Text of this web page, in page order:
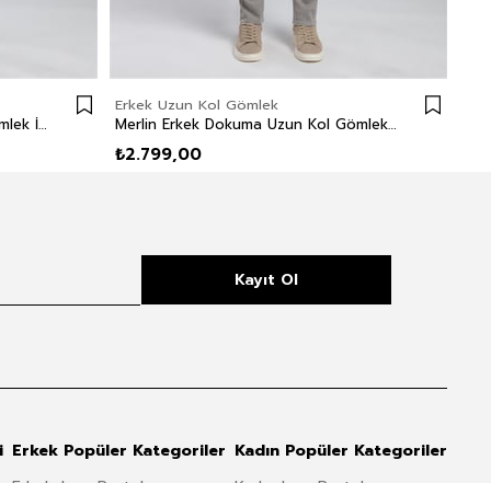
Tiles Erkek Dokuma Uzun Kol Gömlek İndigo
Erkek Uzun Kol Gömlek
Merlin Erkek Dokuma Uzun Kol Gömlek Kahve-Oranj Ekoseli
₺2.799,00
Kayıt Ol
Erkek Popüler Kategoriler Kadın Popüler Kategoriler